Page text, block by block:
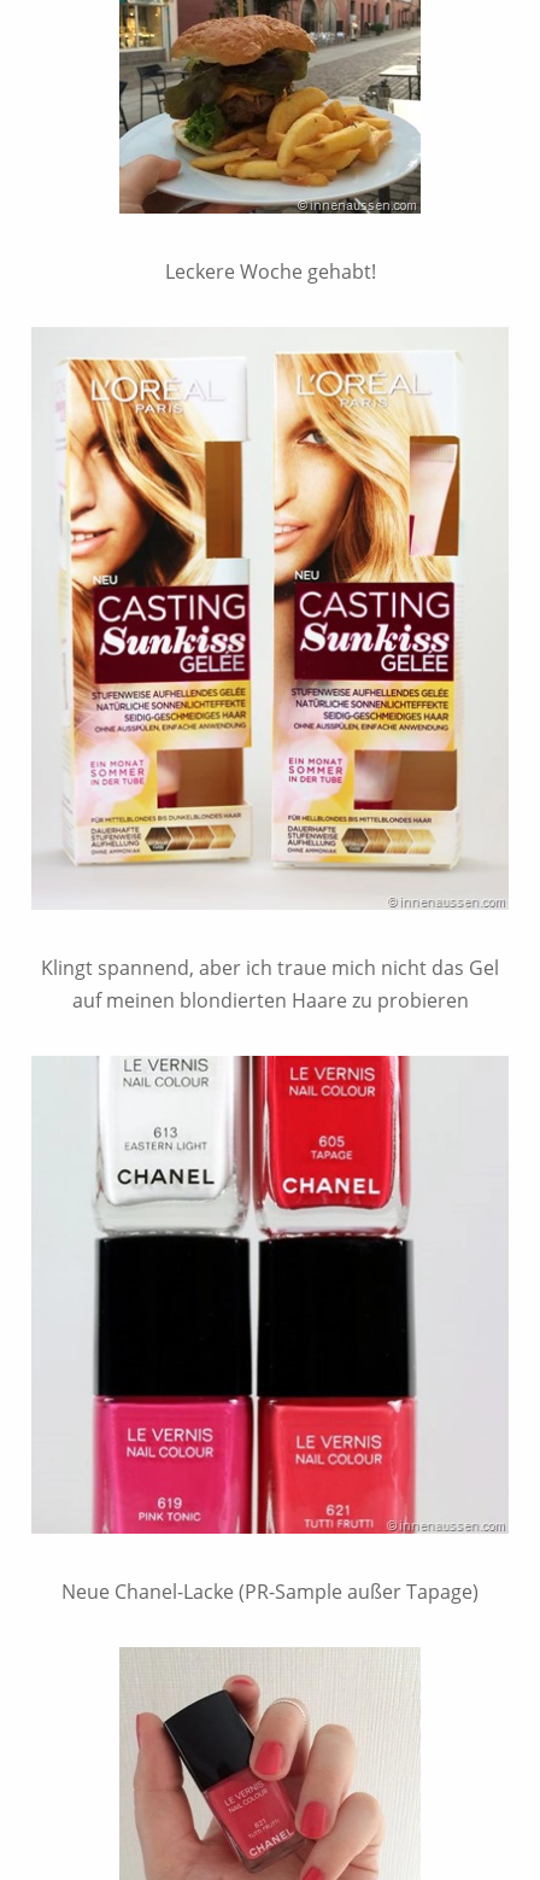
Leckere Woche gehabt!
Klingt spannend, aber ich traue mich nicht das Gel
auf meinen blondierten Haare zu probieren
Neue Chanel-Lacke (PR-Sample außer Tapage)